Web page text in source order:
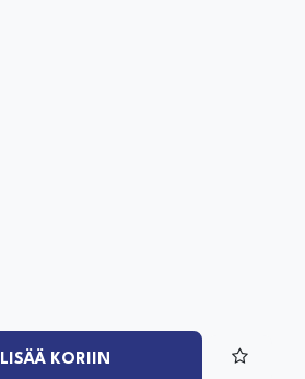
LISÄÄ KORIIN